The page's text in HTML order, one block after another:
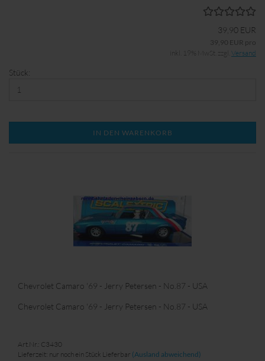
39,90 EUR
39,90 EUR pro
inkl. 19% MwSt. zzgl. Versand
Stück:
IN DEN WARENKORB
Chevrolet Camaro '69 - Jerry Petersen - No.87 - USA
Chevrolet Camaro '69 - Jerry Petersen - No.87 - USA
Art.Nr.: C3430
Lieferzeit: nur noch ein Stück Lieferbar (Ausland abweichend)